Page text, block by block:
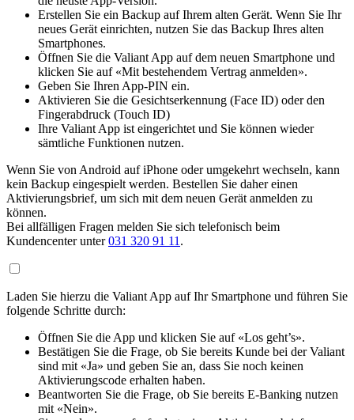
Erstellen Sie ein Backup auf Ihrem alten Gerät. Wenn Sie Ihr
neues Gerät einrichten, nutzen Sie das Backup Ihres alten
Smartphones.
Öffnen Sie die Valiant App auf dem neuen Smartphone und
klicken Sie auf «Mit bestehendem Vertrag anmelden».
Geben Sie Ihren App-PIN ein.
Aktivieren Sie die Gesichtserkennung (Face ID) oder den
Fingerabdruck (Touch ID)
Ihre Valiant App ist eingerichtet und Sie können wieder
sämtliche Funktionen nutzen.
Wenn Sie von Android auf iPhone oder umgekehrt wechseln, kann
kein Backup eingespielt werden. Bestellen Sie daher einen
Aktivierungsbrief, um sich mit dem neuen Gerät anmelden zu
können.
Bei allfälligen Fragen melden Sie sich telefonisch beim
Kundencenter unter031 320 91 11 .
Laden Sie hierzu die Valiant App auf Ihr Smartphone und führen Sie
folgende Schritte durch:
Öffnen Sie die App und klicken Sie auf «Los geht’s».
Bestätigen Sie die Frage, ob Sie bereits Kunde bei der Valiant
sind mit «Ja» und geben Sie an, dass Sie noch keinen
Aktivierungscode erhalten haben.
Beantworten Sie die Frage, ob Sie bereits E-Banking nutzen
mit «Nein».